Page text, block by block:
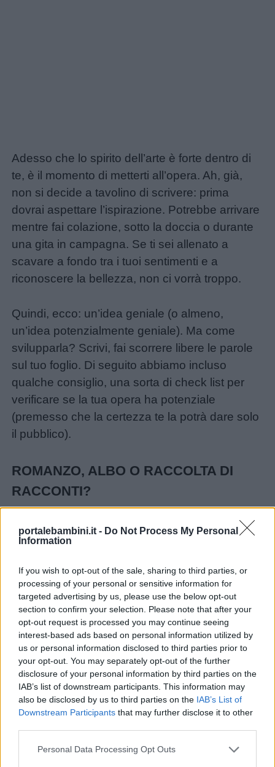
portalebambini.it - Do Not Process My Personal
Information
If you wish to opt-out of the sale, sharing to third parties, or
processing of your personal or sensitive information for
targeted advertising by us, please use the below opt-out
section to confirm your selection. Please note that after your
opt-out request is processed you may continue seeing
interest-based ads based on personal information utilized by
us or personal information disclosed to third parties prior to
your opt-out. You may separately opt-out of the further
disclosure of your personal information by third parties on the
IAB’s list of downstream participants. This information may
also be disclosed by us to third parties on the IAB’s List of
Downstream Participants that may further disclose it to other
Personal Data Processing Opt Outs
Adesso che lo spirito dell’arte è forte dentro di
te, è il momento di metterti all’opera. Ah, già,
non si decide a tavolino di scrivere: prima
dovrai aspettare l’ispirazione. Potrebbe arrivare
mentre fai colazione, sotto la doccia o durante
una gita in campagna. Se ti sei allenato a
scavare a fondo tra i tuoi sentimenti e a
riconoscere la bellezza, non ci vorrà troppo.
Quindi, ecco: un’idea geniale (o almeno,
un’idea potenzialmente geniale). Ma come
svilupparla? Scrivi, fai scorrere libere le parole
sul tuo foglio. Di seguito abbiamo incluso
qualche consiglio, una sorta di check list per
verificare se la tua opera ha potenziale
(premesso che la certezza te la potrà dare solo
il pubblico).
ROMANZO, ALBO O RACCOLTA DI
RACCONTI?
Quando si parla di libri per bambini, dobbiamo
innanzitutto cominciare dal definire il genere:
comunicare? Ciascun genere presenta delle
insidie, come sabbie mobili, a cui prestare
particolare attenzione.
Romanzo: occhio alla lunghezza. Se scrivi
per la fascia 6-9 anni, superare le 40/50 cartelle
editoriali (1800 caratteri spazi inclusi) è follia!
Lettori e editori si fermeranno dopo i primi
capitoli, ammesso che abbiano il coraggio di
cominciare. E occhio anche alla trama, che di
fantasy ne abbiamo letti troppi, e pure di alta